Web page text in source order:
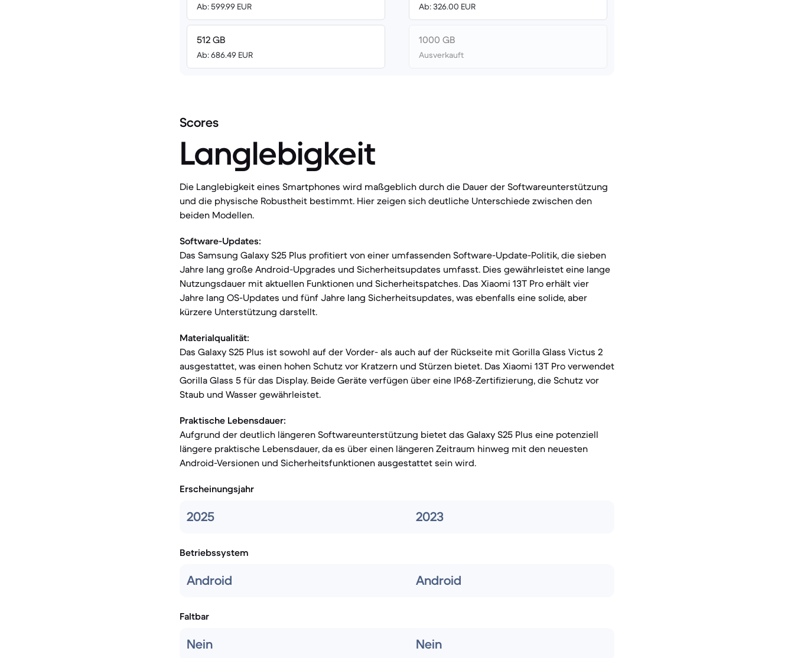
Ab: 599.99 EUR
512 GB
Ab: 686.49 EUR
Ab: 326.00 EUR
1000 GB
Ausverkauft
Scores
Langlebigkeit
Die Langlebigkeit eines Smartphones wird maßgeblich durch die Dauer der Softwareunterstützung
und die physische Robustheit bestimmt. Hier zeigen sich deutliche Unterschiede zwischen den
beiden Modellen.
Software-Updates:
Das Samsung Galaxy S25 Plus profitiert von einer umfassenden Software-Update-Politik, die sieben
Jahre lang große Android-Upgrades und Sicherheitsupdates umfasst. Dies gewährleistet eine lange
Nutzungsdauer mit aktuellen Funktionen und Sicherheitspatches. Das Xiaomi 13T Pro erhält vier
Jahre lang OS-Updates und fünf Jahre lang Sicherheitsupdates, was ebenfalls eine solide, aber
kürzere Unterstützung darstellt.
Materialqualität:
Das Galaxy S25 Plus ist sowohl auf der Vorder- als auch auf der Rückseite mit Gorilla Glass Victus 2
ausgestattet, was einen hohen Schutz vor Kratzern und Stürzen bietet. Das Xiaomi 13T Pro verwendet
Gorilla Glass 5 für das Display. Beide Geräte verfügen über eine IP68-Zertifizierung, die Schutz vor
Staub und Wasser gewährleistet.
Praktische Lebensdauer:
Aufgrund der deutlich längeren Softwareunterstützung bietet das Galaxy S25 Plus eine potenziell
längere praktische Lebensdauer, da es über einen längeren Zeitraum hinweg mit den neuesten
Android-Versionen und Sicherheitsfunktionen ausgestattet sein wird.
Erscheinungsjahr
2025 2023
Betriebssystem
Android Android
Faltbar
Nein Nein